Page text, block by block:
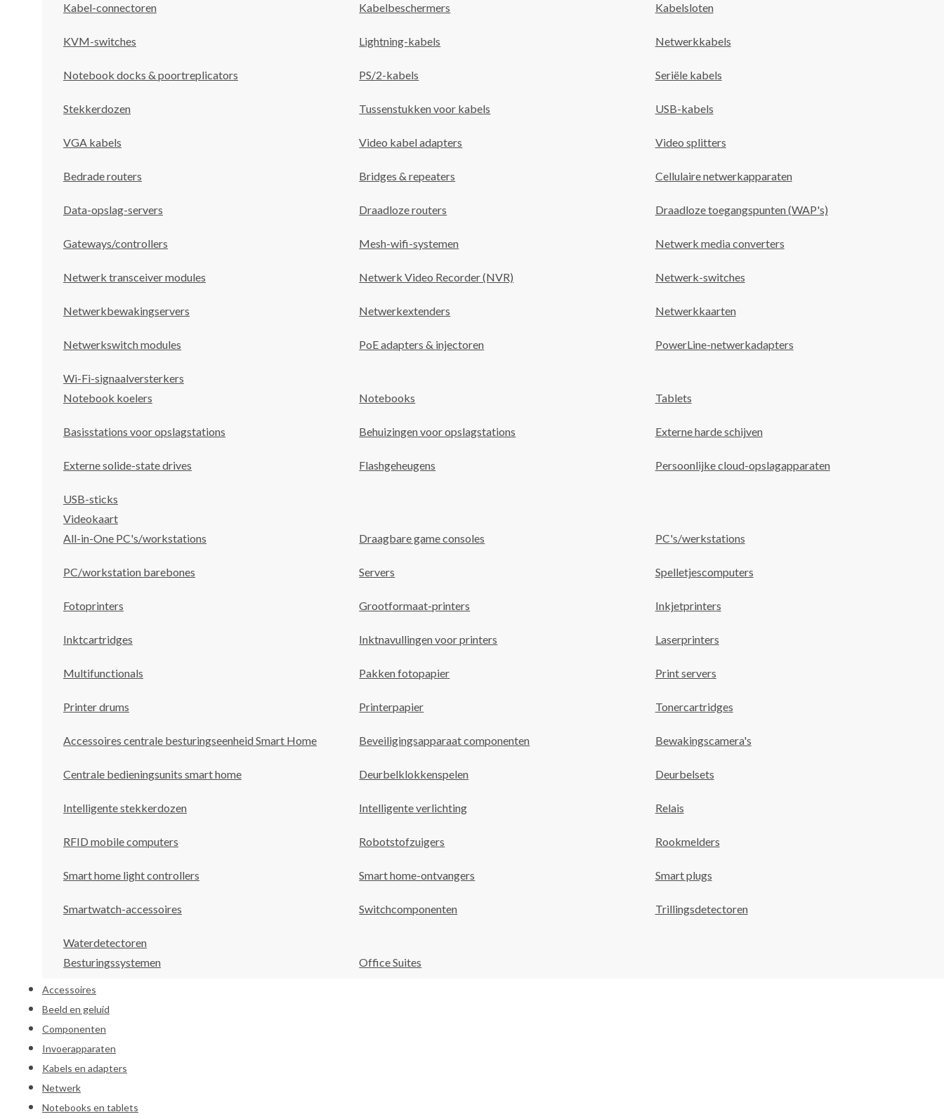
Kabel-connectoren Kabelbeschermers Kabelsloten
KVM-switches Lightning-kabels Netwerkkabels
Notebook docks & poortreplicators PS/2-kabels Seriële kabels
Stekkerdozen Tussenstukken voor kabels USB-kabels
VGA kabels Video kabel adapters Video splitters
Bedrade routers Bridges & repeaters Cellulaire netwerkapparaten
Data-opslag-servers Draadloze routers Draadloze toegangspunten (WAP's)
Gateways/controllers Mesh-wifi-systemen Netwerk media converters
Netwerk transceiver modules Netwerk Video Recorder (NVR) Netwerk-switches
Netwerkbewakingservers Netwerkextenders Netwerkkaarten
Netwerkswitch modules PoE adapters & injectoren PowerLine-netwerkadapters
Wi-Fi-signaalversterkers
Notebook koelers
Notebooks Tablets
Basisstations voor opslagstations Behuizingen voor opslagstations Externe harde schijven
Externe solide-state drives Flashgeheugens Persoonlijke cloud-opslagapparaten
USB-sticks
Videokaart
All-in-One PC's/workstations
Draagbare game consoles PC's/werkstations
PC/workstation barebones Servers Spelletjescomputers
Fotoprinters Grootformaat-printers Inkjetprinters
Inktcartridges Inktnavullingen voor printers Laserprinters
Multifunctionals Pakken fotopapier Print servers
Printer drums Printerpapier Tonercartridges
Accessoires centrale besturingseenheid Smart Home Beveiligingsapparaat componenten Bewakingscamera's
Centrale bedieningsunits smart home Deurbelklokkenspelen Deurbelsets
Intelligente stekkerdozen Intelligente verlichting Relais
RFID mobile computers Robotstofzuigers Rookmelders
Smart home light controllers Smart home-ontvangers Smart plugs
Smartwatch-accessoires Switchcomponenten Trillingsdetectoren
Waterdetectoren
Besturingssystemen
Office Suites
Accessoires
Beeld en geluid
Componenten
Invoerapparaten
Kabels en adapters
Netwerk
Notebooks en tablets